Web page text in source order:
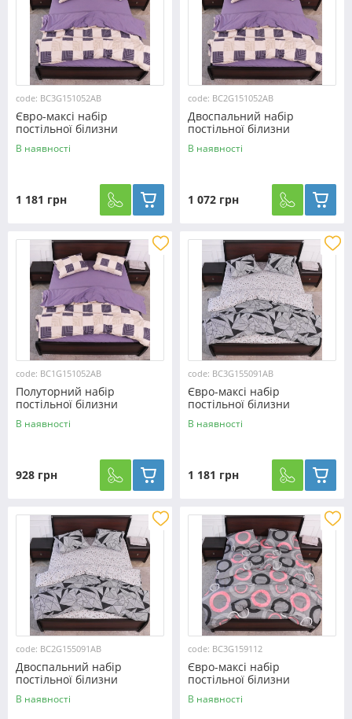
code: BC3G151052AB
Євро-максі набір
постільної білизни
200*220 із Бязі "Gold"
№151052AB Черешенька™
В наявності
1 181 грн
code: BC2G151052AB
Двоспальний набір
постільної білизни
180*220 із Бязі "Gold"
№151052AB Черешенька™
В наявності
1 072 грн
code: BC1G151052AB
Полуторний набір
постільної білизни
150*220 із Бязі "Gold"
№151052AB Черешенка™
В наявності
928 грн
code: BC3G155091AB
Євро-максі набір
постільної білизни
200*220 із Бязі "Gold"
№155091AB Черешенька™
В наявності
1 181 грн
code: BC2G155091AB
Двоспальний набір
постільної білизни
180*220 із Бязі "Gold"
№155091AB Черешенька™
В наявності
code: BC3G159112
Євро-максі набір
постільної білизни
200*220 із Бязі "Gold"
№159112 Черешенька™
В наявності